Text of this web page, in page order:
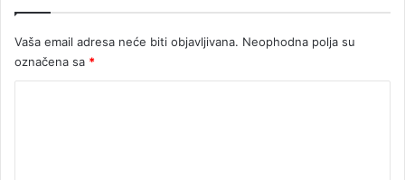
Vaša email adresa neće biti objavljivana. Neophodna polja su
označena sa *